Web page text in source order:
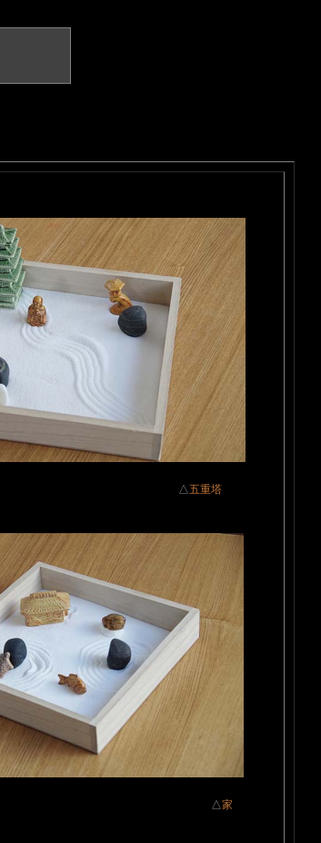
△五重塔
小） △家